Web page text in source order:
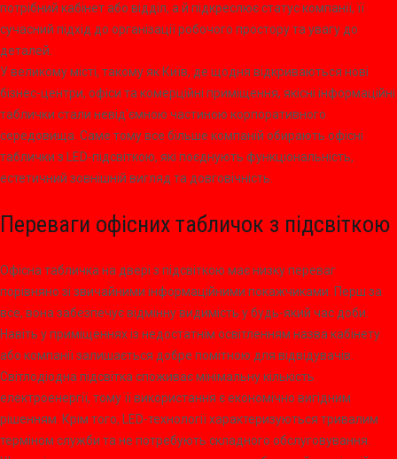
потрібний кабінет або відділ, а й підкреслює статус компанії, її
сучасний підхід до організації робочого простору та увагу до
деталей.
У великому місті, такому як Київ, де щодня відкриваються нові
бізнес-центри, офіси та комерційні приміщення, якісні інформаційні
таблички стали невід'ємною частиною корпоративного
середовища. Саме тому все більше компаній обирають офісні
таблички з LED-підсвіткою, які поєднують функціональність,
естетичний зовнішній вигляд та довговічність.
Переваги офісних табличок з підсвіткою
Офісна табличка на двері з підсвіткою має низку переваг
порівняно зі звичайними інформаційними покажчиками. Перш за
все, вона забезпечує відмінну видимість у будь-який час доби.
Навіть у приміщеннях із недостатнім освітленням назва кабінету
або компанії залишається добре помітною для відвідувачів.
Світлодіодна підсвітка споживає мінімальну кількість
електроенергії, тому її використання є економічно вигідним
рішенням. Крім того, LED-технології характеризуються тривалим
терміном служби та не потребують складного обслуговування.